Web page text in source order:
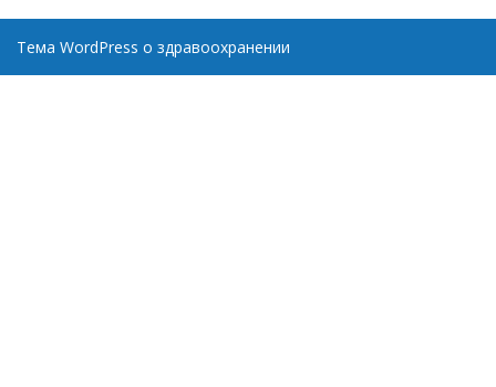
Тема WordPress о здравоохранении